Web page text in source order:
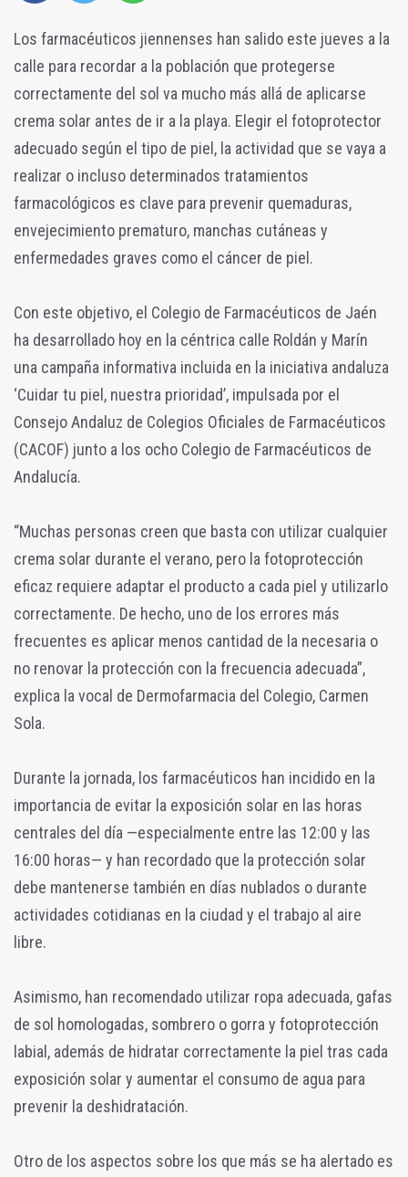
Los farmacéuticos jiennenses han salido este jueves a la
calle para recordar a la población que protegerse
correctamente del sol va mucho más allá de aplicarse
crema solar antes de ir a la playa. Elegir el fotoprotector
adecuado según el tipo de piel, la actividad que se vaya a
realizar o incluso determinados tratamientos
farmacológicos es clave para prevenir quemaduras,
envejecimiento prematuro, manchas cutáneas y
enfermedades graves como el cáncer de piel.
Con este objetivo, el Colegio de Farmacéuticos de Jaén
ha desarrollado hoy en la céntrica calle Roldán y Marín
una campaña informativa incluida en la iniciativa andaluza
‘Cuidar tu piel, nuestra prioridad’, impulsada por el
Consejo Andaluz de Colegios Oficiales de Farmacéuticos
(CACOF) junto a los ocho Colegio de Farmacéuticos de
Andalucía.
“Muchas personas creen que basta con utilizar cualquier
crema solar durante el verano, pero la fotoprotección
eficaz requiere adaptar el producto a cada piel y utilizarlo
correctamente. De hecho, uno de los errores más
frecuentes es aplicar menos cantidad de la necesaria o
no renovar la protección con la frecuencia adecuada”,
explica la vocal de Dermofarmacia del Colegio, Carmen
Sola.
Durante la jornada, los farmacéuticos han incidido en la
importancia de evitar la exposición solar en las horas
centrales del día —especialmente entre las 12:00 y las
16:00 horas— y han recordado que la protección solar
debe mantenerse también en días nublados o durante
actividades cotidianas en la ciudad y el trabajo al aire
libre.
Asimismo, han recomendado utilizar ropa adecuada, gafas
de sol homologadas, sombrero o gorra y fotoprotección
labial, además de hidratar correctamente la piel tras cada
exposición solar y aumentar el consumo de agua para
prevenir la deshidratación.
Otro de los aspectos sobre los que más se ha alertado es